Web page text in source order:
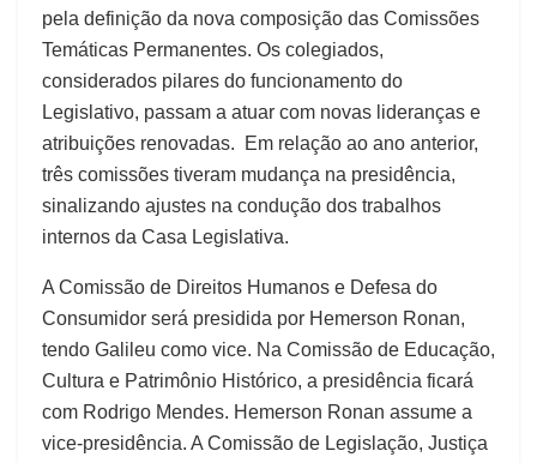
pela definição da nova composição das Comissões
Temáticas Permanentes. Os colegiados,
considerados pilares do funcionamento do
Legislativo, passam a atuar com novas lideranças e
atribuições renovadas. Em relação ao ano anterior,
três comissões tiveram mudança na presidência,
sinalizando ajustes na condução dos trabalhos
internos da Casa Legislativa.
A Comissão de Direitos Humanos e Defesa do
Consumidor será presidida por Hemerson Ronan,
tendo Galileu como vice. Na Comissão de Educação,
Cultura e Patrimônio Histórico, a presidência ficará
com Rodrigo Mendes. Hemerson Ronan assume a
vice-presidência. A Comissão de Legislação, Justiça